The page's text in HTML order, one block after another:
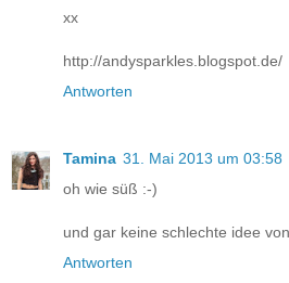
xx
http://andysparkles.blogspot.de/
Antworten
Tamina 31. Mai 2013 um 03:58
oh wie süß :-)
und gar keine schlechte idee
Antworten